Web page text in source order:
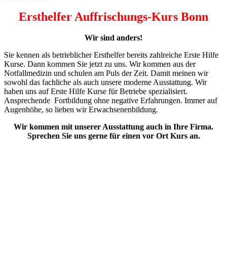
Ersthelfer Auffrischungs-Kurs Bonn
Wir sind anders!
Sie kennen als betrieblicher Ersthelfer bereits zahlreiche Erste Hilfe
Kurse. Dann kommen Sie jetzt zu uns. Wir kommen aus der
Notfallmedizin und schulen am Puls der Zeit. Damit meinen wir
sowohl das fachliche als auch unsere moderne Ausstattung. Wir
haben uns auf Erste Hilfe Kurse für Betriebe spezialisiert.
Ansprechende Fortbildung ohne negative Erfahrungen. Immer auf
Augenhöhe, so lieben wir Erwachsenenbildung.
Wir kommen mit unserer Ausstattung auch in Ihre Firma.
Sprechen Sie uns gerne für einen vor Ort Kurs an.